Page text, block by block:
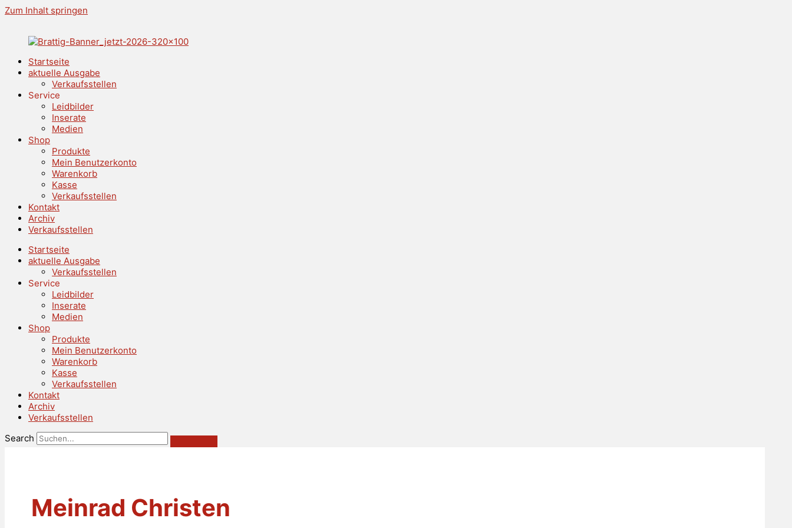
Zum Inhalt springen
Startseite
aktuelle Ausgabe
Verkaufsstellen
Service
Leidbilder
Inserate
Medien
Shop
Produkte
Mein Benutzerkonto
Warenkorb
Kasse
Verkaufsstellen
Kontakt
Archiv
Verkaufsstellen
Startseite
aktuelle Ausgabe
Verkaufsstellen
Service
Leidbilder
Inserate
Medien
Shop
Produkte
Mein Benutzerkonto
Warenkorb
Kasse
Verkaufsstellen
Kontakt
Archiv
Verkaufsstellen
Search
Meinrad Christen